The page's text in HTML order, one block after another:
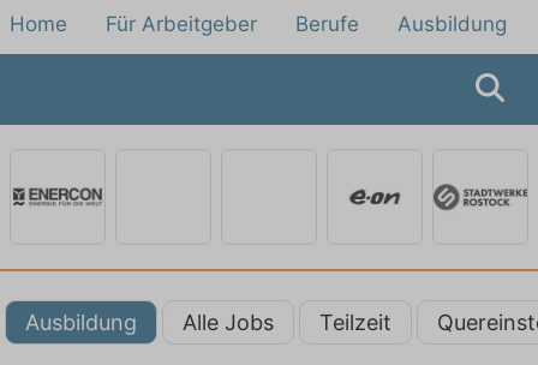
Home Für Arbeitgeber Berufe Ausbildung
Ausbildung Alle Jobs Teilzeit